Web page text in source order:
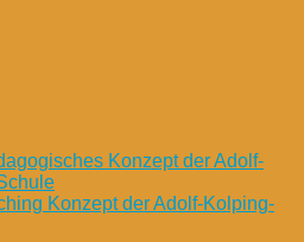
Konzept der Adolf-
Konzept der Adolf-Kolping-